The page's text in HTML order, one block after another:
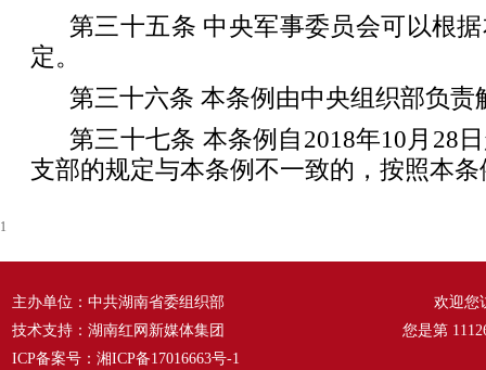
第三十五条 中央军事委员会可以根
定。
第三十六条 本条例由中央组织部负责
第三十七条 本条例自2018年10月28
支部的规定与本条例不一致的，按照本
1
主办单位：中共湖南省委组织部
技术支持：湖南红网新媒体集团
ICP备案号： 湘ICP备17016663号-1
欢迎您
您是第